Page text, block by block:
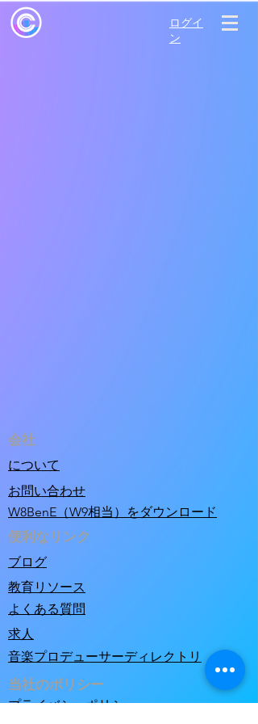
ログイ
ン
会社
について
お問い合わせ
便利なリンク
ブログ
教育リソース
よくある質問
求人
音楽プロデューサーディレクトリ
当社のポリシー
プライバシーポリシー
W8BenE（W9相当）をダウンロード